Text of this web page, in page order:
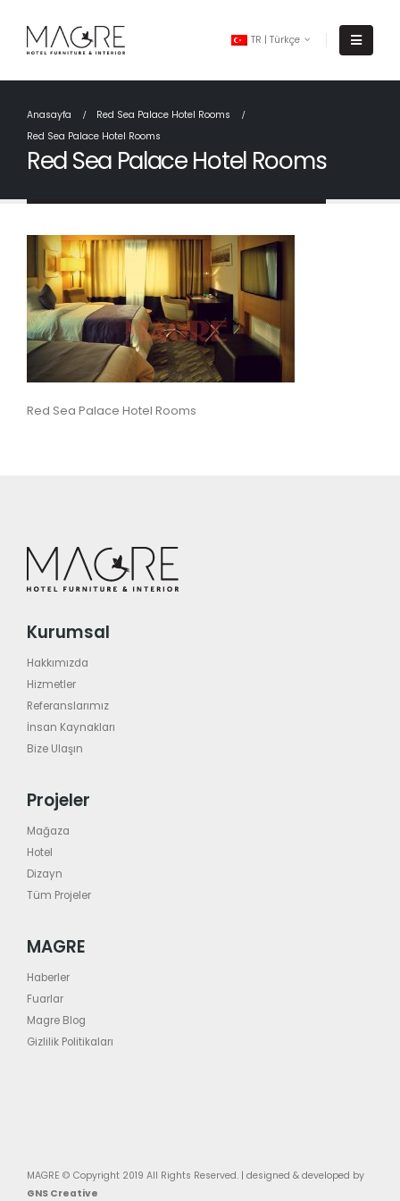
TR | Türkçe
Anasayfa
Red Sea Palace Hotel Rooms
Red Sea Palace Hotel Rooms
Red Sea Palace Hotel Rooms
Red Sea Palace Hotel Rooms
Kurumsal
Hakkımızda
Hizmetler
Referanslarımız
İnsan Kaynakları
Bize Ulaşın
Projeler
Mağaza
Hotel
Dizayn
Tüm Projeler
MAGRE
Haberler
Fuarlar
Magre Blog
Gizlilik Politikaları
MAGRE © Copyright 2019 All Rights Reserved. | designed & developed by
GNS Creative